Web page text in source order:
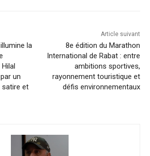
la
un
satire et
Article suivant
8e édition du Marathon
International de Rabat : entre
ambitions sportives,
rayonnement touristique et
défis environnementaux